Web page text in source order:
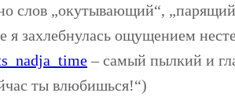
слов „окутывающий“,
я захлебнулась ощущением
– самый пылкий и
ты влюбишься!“)